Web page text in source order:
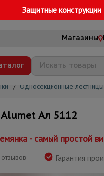
Защитные
Магазины
/ Односекционные лестницы
Ал 5112
- самый простой
Гарантия